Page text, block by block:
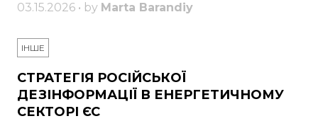
03.15.2026 • by Marta Barandiy
ІНШЕ
СТРАТЕГІЯ РОСІЙСЬКОЇ
ДЕЗІНФОРМАЦІЇ В ЕНЕРГЕТИЧНОМУ
СЕКТОРІ ЄС